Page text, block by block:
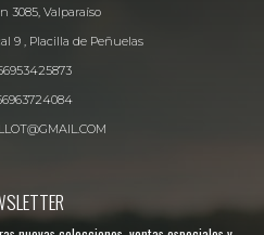
3085, Valparaíso
9 , Placilla de Peñuelas